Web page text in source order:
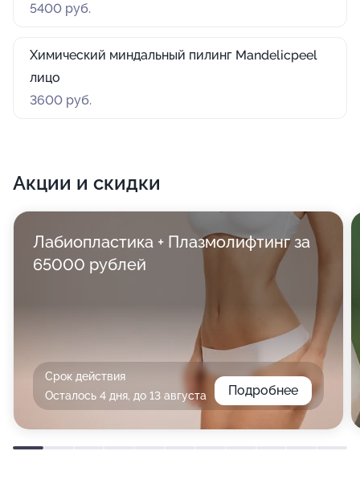
5400 руб.
Химический миндальный пилинг Mandelicpeel
лицо
3600 руб.
Акции и скидки
Лабиопластика + Плазмолифтинг за
65000 рублей
Срок действия
Осталось 4 дня, до 13 августа
Подробнее